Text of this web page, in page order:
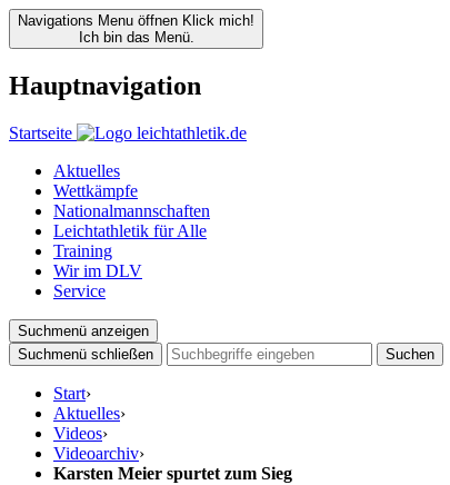
Navigations Menu öffnen Klick mich!
Ich bin das Menü.
Hauptnavigation
Startseite
Aktuelles
Wettkämpfe
Nationalmannschaften
Leichtathletik für Alle
Training
Wir im DLV
Service
Suchmenü anzeigen
Suchmenü schließen
Suchen
Start›
Aktuelles›
Videos›
Videoarchiv›
Karsten Meier spurtet zum Sieg